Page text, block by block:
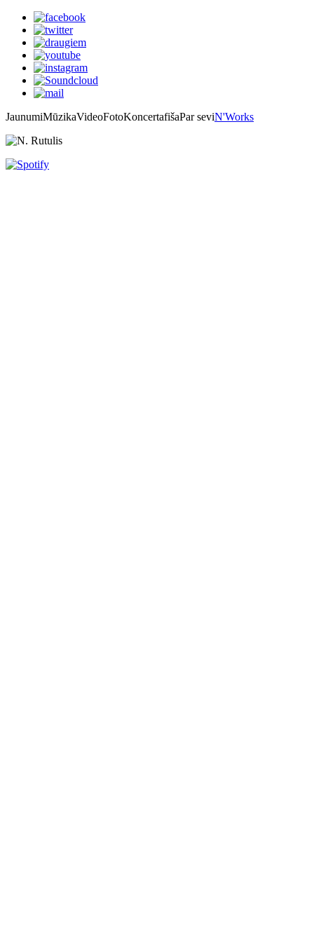
JaunumiMūzikaVideoFotoKoncertafišaPar seviN'Works